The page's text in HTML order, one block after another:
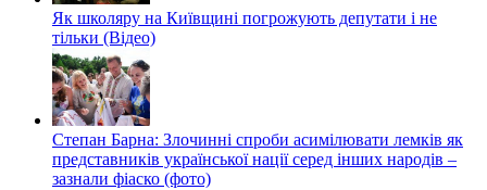
Як школяру на Київщині погрожують депутати і не
тільки (Відео)
Степан Барна: Злочинні спроби асимілювати лемків як
представників української нації серед інших народів –
зазнали фіаско (фото)